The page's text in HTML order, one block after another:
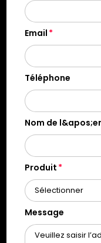
Email
Téléphone
Nom de
Produit
Message